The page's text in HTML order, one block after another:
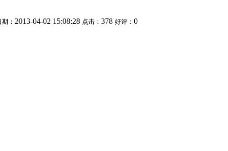
期： 2013-04-02 15:08:28 点击： 378 好评： 0